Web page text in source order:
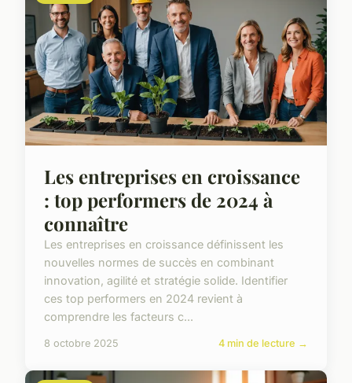
Les entreprises en croissance
: top performers de 2024 à
connaître
Les entreprises en croissance définissent les
nouvelles normes de succès en combinant
innovation, agilité et stratégie solide. Identifier
ces top performers en 2024 revient à
comprendre les facteurs c...
8 octobre 2025 4 min de lecture →